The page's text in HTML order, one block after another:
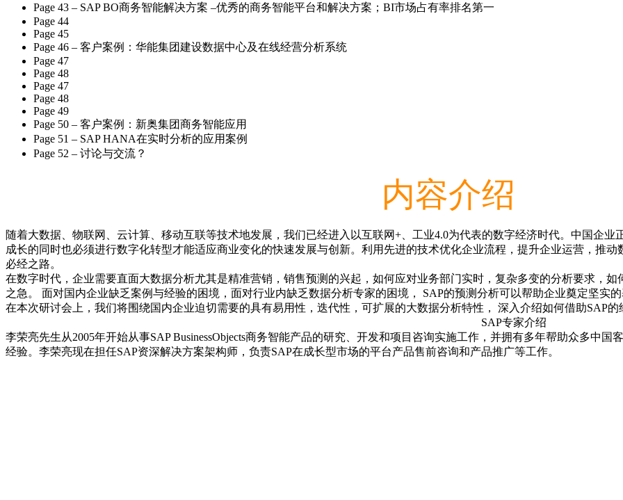
Page 43 – SAP BO商务智能解决方案 –优秀的商务智能平台和解决方案；BI市场占有率排名第一
Page 44
Page 45
Page 46 – 客户案例：华能集团建设数据中心及在线经营分析系统
Page 47
Page 48
Page 47
Page 48
Page 49
Page 50 – 客户案例：新奥集团商务智能应用
Page 51 – SAP HANA在实时分析的应用案例
Page 52 – 讨论与交流？
内容介绍
随着大数据、物联网、云计算、移动互联等技术地发展，我们已经进入以互联网+、工业4.0为代表的数字经济时代。中国企
成长的同时也必须进行数字化转型才能适应商业变化的快速发展与创新。利用先进的技术优化企业流程，提升企业运营，推
必经之路。
在数字时代，企业需要直面大数据分析尤其是精准营销，销售预测的兴起，如何应对业务部门实时，复杂多变的分析要求，
之急。 面对国内企业缺乏案例与经验的困境，面对行业内缺乏数据分析专家的困境， SAP的预测分析可以帮助企业奠定坚实
在本次研讨会上，我们将围绕国内企业迫切需要的具有易用性，迭代性，可扩展的大数据分析特性， 深入介绍如何
SAP专家介
李荣亮先生从2005年开始从事SAP BusinessObjects商务智能产品的研究、开发和项目咨询实施工作，并拥有多年帮助众多中
经验。李荣亮现在担任SAP资深解决方案架构师，负责SAP在成长型市场的平台产品售前咨询和产品推广等工作。